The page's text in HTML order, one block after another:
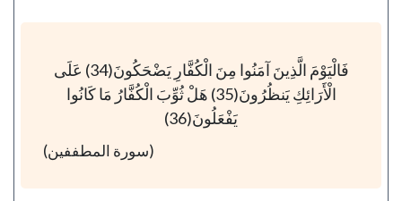
فَالْيَوْمَ الَّذِينَ آمَنُوا مِنَ الْكُفَّارِ يَضْحَكُونَ(34) عَلَى
الْأَرَائِكِ يَنظُرُونَ(35) هَلْ ثُوِّبَ الْكُفَّارُ مَا كَانُوا
يَفْعَلُونَ(36)
(سورة المطففين)